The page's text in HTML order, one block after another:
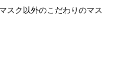
スク以外のこだわりのマス